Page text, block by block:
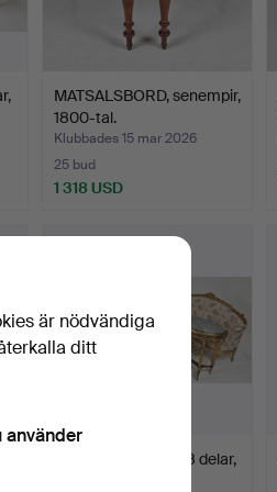
MATSALSBORD, senempir,
1800-tal.
Klubbades 15 mar 2026
25 bud
1 318 USD
SALONGSGRUPP, 8 delar,
är nödvändiga
ditt
använder